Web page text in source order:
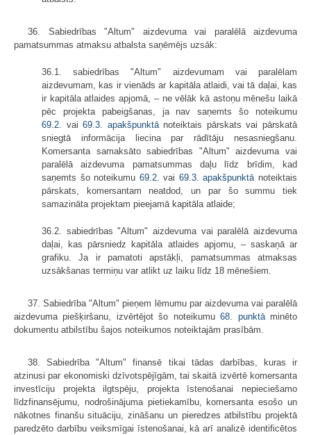
36. Sabiedrības "Altum" aizdevuma vai paralēlā aizdevuma
pamatsummas atmaksu atbalsta saņēmējs uzsāk:
36.1. sabiedrības "Altum" aizdevumam vai paralēlam
aizdevumam, kas ir vienāds ar kapitāla atlaidi, vai tā daļai, kas
ir kapitāla atlaides apjomā, – ne vēlāk kā astoņu mēnešu laikā
pēc projekta pabeigšanas, ja nav saņemts šo noteikumu
69.2. vai69.3. apakšpunktānoteiktais pārskats vai pārskatā
sniegtā informācija liecina par rādītāju nesasniegšanu.
Komersanta samaksāto sabiedrības "Altum" aizdevuma vai
paralēlā aizdevuma pamatsummas daļu līdz brīdim, kad
saņemts šo noteikumu 69.2. vai 69.3. apakšpunktānoteiktais
pārskats, komersantam neatdod, un par šo summu tiek
samazināta projektam pieejamā kapitāla atlaide;
36.2. sabiedrības "Altum" aizdevuma vai paralēlā aizdevuma
daļai, kas pārsniedz kapitāla atlaides apjomu, – saskaņā ar
grafiku. Ja ir pamatoti apstākļi, pamatsummas atmaksas
uzsākšanas termiņu var atlikt uz laiku līdz 18 mēnešiem.
37. Sabiedrība "Altum" pieņem lēmumu par aizdevuma vai paralēlā
aizdevuma piešķiršanu, izvērtējot šo noteikumu68. punktāminēto
dokumentu atbilstību šajos noteikumos noteiktajām prasībām.
38. Sabiedrība "Altum" finansē tikai tādas darbības, kuras ir
atzinusi par ekonomiski dzīvotspējīgām, tai skaitā izvērtē komersanta
investīciju projekta ilgtspēju, projekta īstenošanai nepieciešamo
līdzfinansējumu, nodrošinājuma pietiekamību, komersanta esošo un
nākotnes finanšu situāciju, zināšanu un pieredzes atbilstību projektā
paredzēto darbību veiksmīgai īstenošanai, kā arī analizē identificētos